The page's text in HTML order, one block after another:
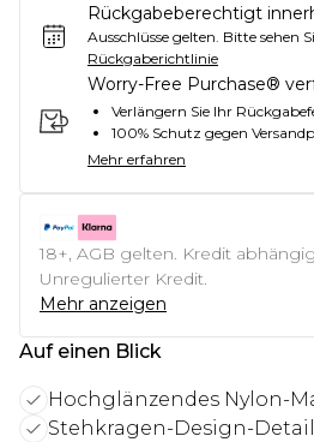
Rückgabeberechtigt
Ausschlüsse gelten. Bitte sehen
Rückgaberichtlinie
Worry-Free Purchase®
Verlängern Sie Ihr
100% Schutz gegen
Mehr erfahren
18+, AGB gelten. Kredit
Unregulierter Kredit.
Mehr anzeigen
Auf einen Blick
Hochglänzendes Nylon-
Stehkragen-Design-Detail